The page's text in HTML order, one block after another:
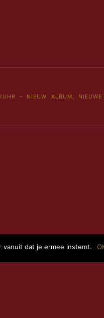
– NIEUW ALBUM, NIEUWE
vanuit dat je ermee instemt.